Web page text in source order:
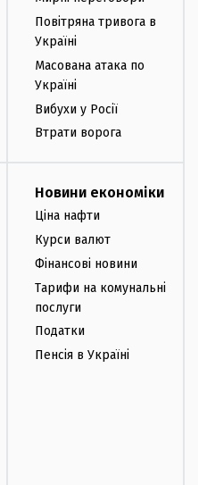
Повітряна тривога в
Україні
Масована атака по
Україні
Вибухи у Росії
Втрати ворога
Новини економіки
Ціна нафти
Курси валют
Фінансові новини
Тарифи на комунальні
послуги
Податки
Пенсія в Україні